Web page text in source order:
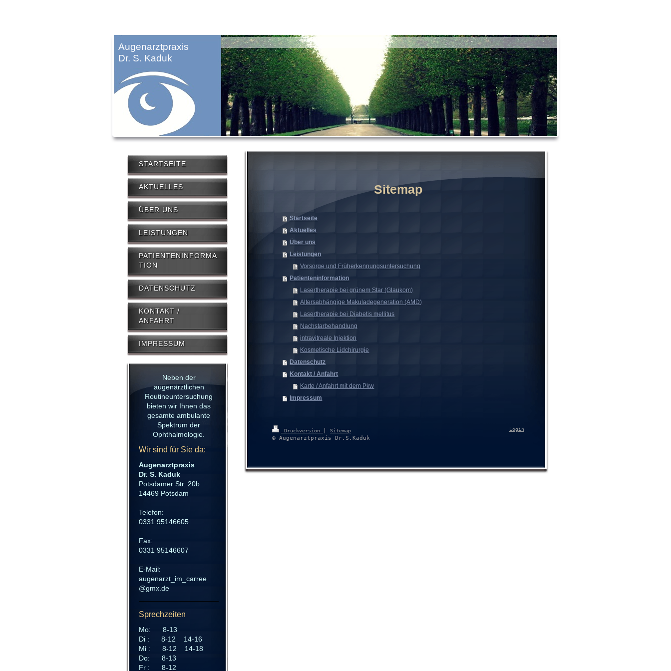
Augenarztpraxis
Dr. S. Kaduk
Sitemap
Startseite
Aktuelles
Über uns
Leistungen
Vorsorge und Früherkennungsuntersuchung
Patienteninformation
Lasertherapie bei grünem Star (Glaukom)
Altersabhängige Makuladegeneration (AMD)
Lasertherapie bei Diabetis mellitus
Nachstarbehandlung
intravitreale Injektion
Kosmetische Lidchirurgie
Datenschutz
Kontakt / Anfahrt
Karte / Anfahrt mit dem Pkw
Impressum
Druckversion Sitemap
© Augenarztpraxis Dr.S.Kaduk
Login
STARTSEITE
AKTUELLES
ÜBER UNS
LEISTUNGEN
PATIENTENINFORMA
TION
DATENSCHUTZ
KONTAKT /
ANFAHRT
IMPRESSUM
Neben der
augenärztlichen
Routineuntersuchung
bieten wir Ihnen das
gesamte ambulante
Spektrum der
Ophthalmologie.
Wir sind für Sie da:
Augenarztpraxis
Dr. S. Kaduk
Potsdamer Str. 20b
14469 Potsdam
Telefon:
0331 95146605
Fax:
0331 95146607
E-Mail:
augenarzt_im_carree
@gmx.de
Sprechzeiten
Mo: 8-13
Di : 8-12 14-16
Mi : 8-12 14-18
Do: 8-13
Fr : 8-12